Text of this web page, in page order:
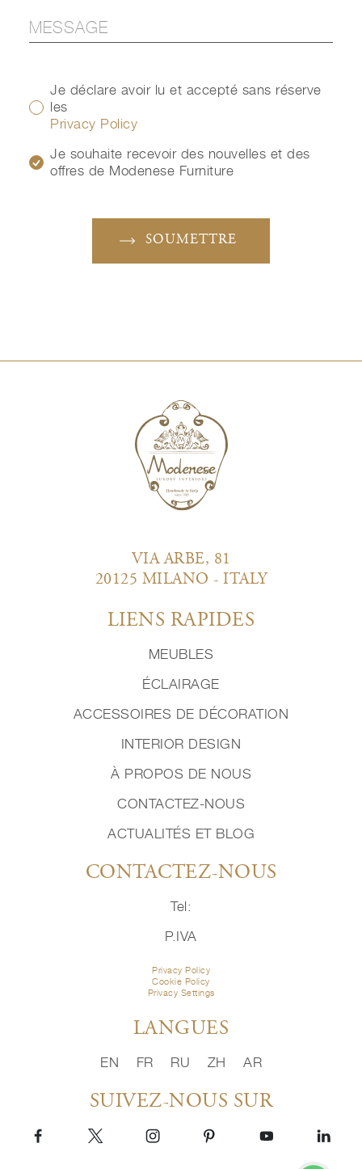
Je déclare avoir lu et accepté sans réserve
les
Privacy Policy
Je souhaite recevoir des nouvelles et des
offres de Modenese Furniture
SOUMETTRE
VIA ARBE, 81
20125 MILANO - ITALY
LIENS RAPIDES
MEUBLES
ÉCLAIRAGE
ACCESSOIRES DE DÉCORATION
INTERIOR DESIGN
À PROPOS DE NOUS
CONTACTEZ-NOUS
ACTUALITÉS ET BLOG
CONTACTEZ-NOUS
Tel:
P.IVA
Privacy Policy
Cookie Policy
Privacy Settings
LANGUES
EN FR RU ZH AR
SUIVEZ-NOUS SUR